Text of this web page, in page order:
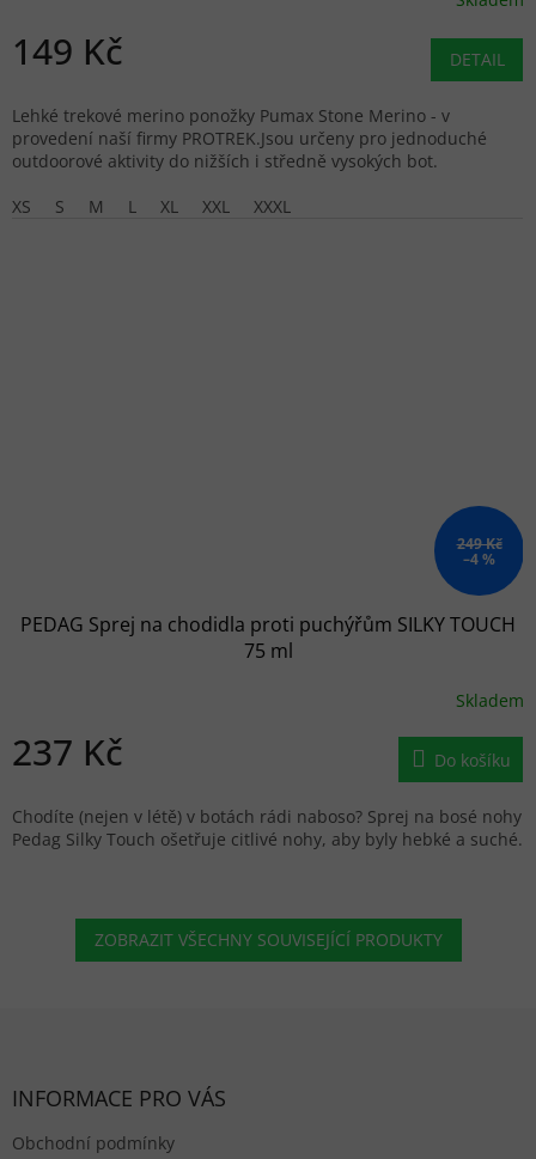
149 Kč DETAIL
Lehké trekové merino ponožky Pumax Stone Merino - v
provedení naší firmy PROTREK.Jsou určeny pro jednoduché
outdoorové aktivity do nižších i středně vysokých bot.
XS
S M L XL XXL XXXL
249 Kč
–4 %
PEDAG Sprej na chodidla proti puchýřům SILKY TOUCH
75 ml
Skladem
237 Kč Do košíku
Chodíte (nejen v létě) v botách rádi naboso? Sprej na bosé nohy
Pedag Silky Touch ošetřuje citlivé nohy, aby byly hebké a suché.
ZOBRAZIT VŠECHNY SOUVISEJÍCÍ PRODUKTY
INFORMACE PRO VÁS
Obchodní podmínky